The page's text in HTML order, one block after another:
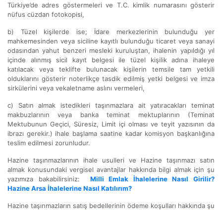
Türkiye’de adres göstermeleri ve T.C. kimlik numarasını gösterir
nüfus cüzdan fotokopisi,
b) Tüzel kişilerde ise; İdare merkezlerinin bulunduğu yer
mahkemesinden veya siciline kayıtlı bulunduğu ticaret veya sanayi
odasından yahut benzeri mesleki kuruluştan, ihalenin yapıldığı yıl
içinde alınmış sicil kayıt belgesi ile tüzel kişilik adına ihaleye
katılacak veya teklifte bulunacak kişilerin temsile tam yetkili
olduklarını gösterir noterlikçe tasdik edilmiş yetki belgesi ve imza
sirkülerini veya vekaletname aslını vermeleri,
c) Satın almak istedikleri taşınmazlara ait yatıracakları teminat
makbuzlarının veya banka teminat mektuplarının (Teminat
Mektubunun Geçici, Süresiz, Limit içi olması ve teyit yazısının da
ibrazı gerekir.) ihale başlama saatine kadar komisyon başkanlığına
teslim edilmesi zorunludur.
Hazine taşınmazlarının ihale usulleri ve Hazine taşınmazı satın
almak konusundaki vergisel avantajlar hakkında bilgi almak için şu
yazımıza bakabilirsiniz: Milli Emlak İhalelerine Nasıl Girilir?
Hazine Arsa İhalelerine Nasıl Katılırım?
Hazine taşınmazların satış bedellerinin ödeme koşulları hakkında şu